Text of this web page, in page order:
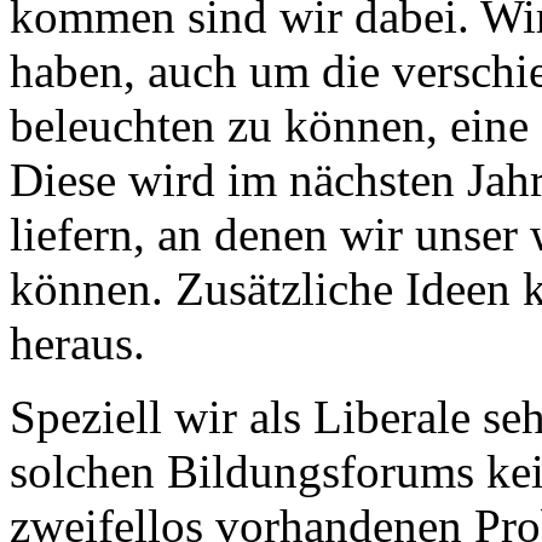
kommen sind wir dabei.
haben, auch um die
beleuchten zu können,
Diese wird im nächsten
liefern, an denen wir unser
können. Zusätzliche Ideen
heraus.
Speziell wir als Liberale
solchen Bildungsforums
zweifellos vorhandenen